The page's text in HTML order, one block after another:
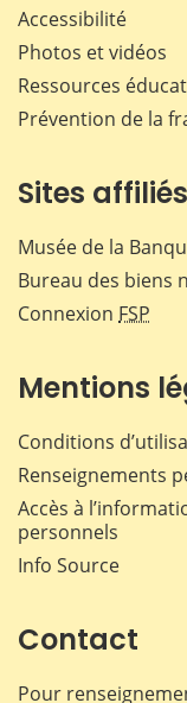
Accessibilité
Photos et vidéos
Ressources
Prévention de la
Sites affiliés
Musée de la
Bureau des biens
Connexion FSP
Mentions
Conditions
Renseignements
Accès à
personnels
Info Source
Contact
Pour